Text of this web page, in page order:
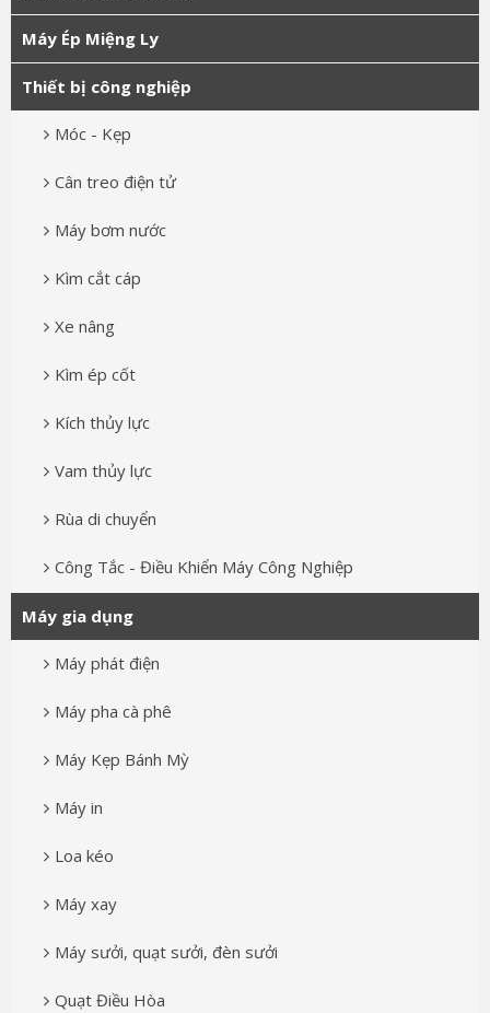
Máy Ép Miệng Ly
Thiết bị công nghiệp
Móc - Kẹp
Cân treo điện tử
Máy bơm nước
Kìm cắt cáp
Xe nâng
Kìm ép cốt
Kích thủy lực
Vam thủy lực
Rùa di chuyển
Công Tắc - Điều Khiển Máy Công Nghiệp
Máy gia dụng
Máy phát điện
Máy pha cà phê
Máy Kẹp Bánh Mỳ
Máy in
Loa kéo
Máy xay
Máy sưởi, quạt sưởi, đèn sưởi
Quạt Điều Hòa